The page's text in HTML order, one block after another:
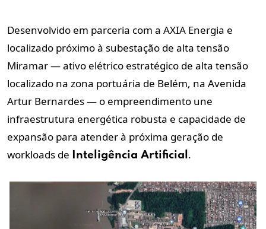
Desenvolvido em parceria com a AXIA Energia e
localizado próximo à subestação de alta tensão
Miramar — ativo elétrico estratégico de alta tensão
localizado na zona portuária de Belém, na Avenida
Artur Bernardes — o empreendimento une
infraestrutura energética robusta e capacidade de
expansão para atender à próxima geração de
workloads de
Inteligência Artificial .